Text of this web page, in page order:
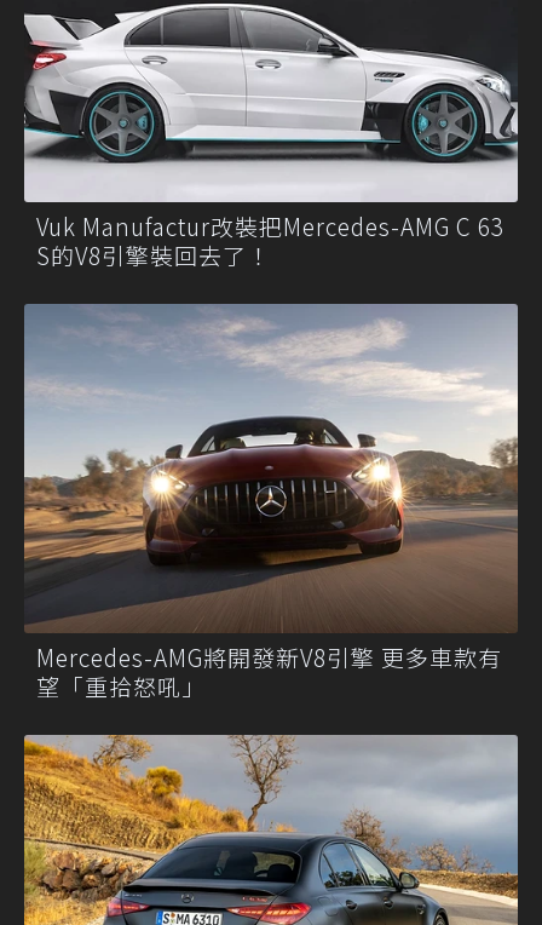
Vuk Manufactur改裝把Mercedes-AMG C 63
S的V8引擎裝回去了！
Mercedes-AMG將開發新V8引擎 更多車款有
望「重拾怒吼」